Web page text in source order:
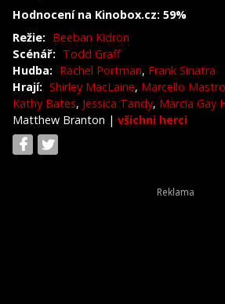
Hodnocení na Kinobox.cz: 59%
Režie: Beeban Kidron
Scénář: Todd Graff
Hudba: Rachel Portman, Frank Sinatra
Hrají: Shirley MacLaine, Marcello
Kathy Bates, Jessica Tandy, Marcia Gay
Matthew Branton | všichni herci